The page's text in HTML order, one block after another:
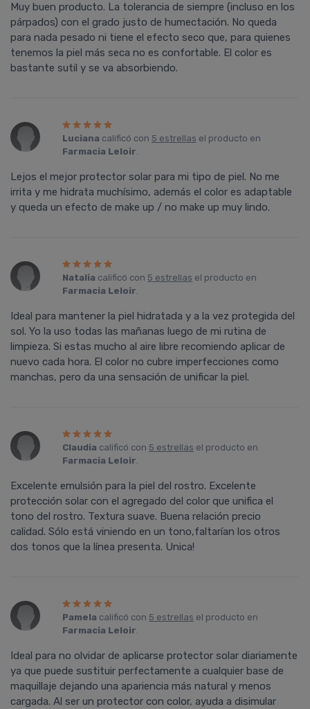
Muy buen producto. La tolerancia de siempre (incluso en los
párpados) con el grado justo de humectación. No queda
para nada pesado ni tiene el efecto seco que, para quienes
tenemos la piel más seca no es confortable. El color es
bastante sutil y se va absorbiendo.
Luciana calificó con 5 estrellas el producto en
Farmacia Leloir.
Lejos el mejor protector solar para mi tipo de piel. No me
irrita y me hidrata muchísimo, además el color es adaptable
y queda un efecto de make up / no make up muy lindo.
Natalia calificó con 5 estrellas el producto en
Farmacia Leloir.
Ideal para mantener la piel hidratada y a la vez protegida del
sol. Yo la uso todas las mañanas luego de mi rutina de
limpieza. Si estas mucho al aire libre recomiendo aplicar de
nuevo cada hora. El color no cubre imperfecciones como
manchas, pero da una sensación de unificar la piel.
Claudia calificó con 5 estrellas el producto en
Farmacia Leloir.
Excelente emulsión para la piel del rostro. Excelente
protección solar con el agregado del color que unifica el
tono del rostro. Textura suave. Buena relación precio
calidad. Sólo está viniendo en un tono,faltarían los otros
dos tonos que la línea presenta. Unica!
Pamela calificó con 5 estrellas el producto en
Farmacia Leloir.
Ideal para no olvidar de aplicarse protector solar diariamente
ya que puede sustituir perfectamente a cualquier base de
maquillaje dejando una apariencia más natural y menos
cargada. Al ser un protector con color, ayuda a disimular